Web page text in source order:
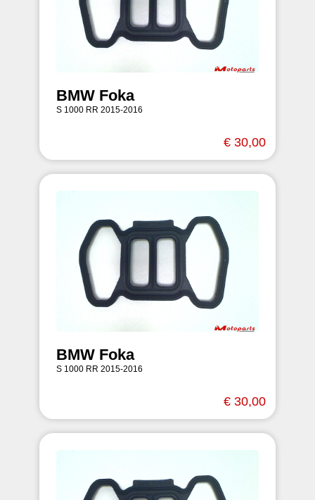
BMW Foka
S 1000 RR 2015-2016
€ 30,00
BMW Foka
S 1000 RR 2015-2016
€ 30,00